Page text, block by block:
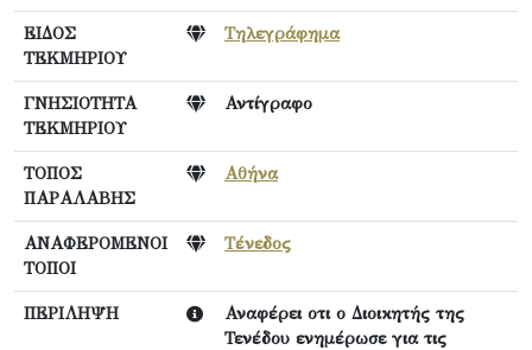
ΕΙΔΟΣ
ΤΕΚΜΗΡΙΟΥ
Τηλεγράφημα
ΓΝΗΣΙΟΤΗΤΑ
ΤΕΚΜΗΡΙΟΥ
Αντίγραφο
ΤΟΠΟΣ
ΠΑΡΑΛΑΒΗΣ
Αθήνα
ΑΝΑΦΕΡΟΜΕΝΟΙ
ΤΟΠΟΙ
Τένεδος
ΠΕΡΙΛΗΨΗ
Αναφέρει οτι ο Διοικητής της
Τενέδου ενημέρωσε για τις